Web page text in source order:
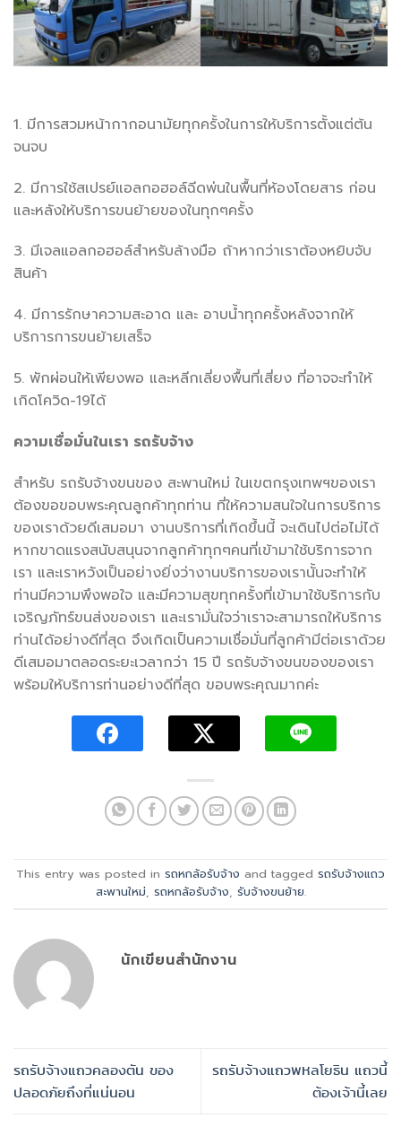
1. มีการสวมหน้ากากอนามัยทุกครั้งในการให้บริการตั้งแต่ต้น
จนจบ
2. มีการใช้สเปรย์แอลกอฮอล์ฉีดพ่นในพื้นที่ห้องโดยสาร ก่อน
และหลังให้บริการขนย้ายของในทุกๆครั้ง
3. มีเจลแอลกอฮอล์สำหรับล้างมือ ถ้าหากว่าเราต้องหยิบจับ
สินค้า
4. มีการรักษาความสะอาด และ อาบน้ำทุกครั้งหลังจากให้
บริการการขนย้ายเสร็จ
5. พักผ่อนให้เพียงพอ และหลีกเลี่ยงพื้นที่เสี่ยง ที่อาจจะทำให้
เกิดโควิด-19ได้
ความเชื่อมั่นในเรา รถรับจ้าง
สำหรับ รถรับจ้างขนของ สะพานใหม่ ในเขตกรุงเทพฯของเรา
ต้องขอขอบพระคุณลูกค้าทุกท่าน ที่ให้ความสนใจในการบริการ
ของเราด้วยดีเสมอมา งานบริการที่เกิดขึ้นนี้ จะเดินไปต่อไม่ได้
หากขาดแรงสนับสนุนจากลูกค้าทุกๆคนที่เข้ามาใช้บริการจาก
เรา และเราหวังเป็นอย่างยิ่งว่างานบริการของเรานั้นจะทำให้
ท่านมีความพึงพอใจ และมีความสุขทุกครั้งที่เข้ามาใช้บริการกับ
เจริญภัทร์ขนส่งของเรา และเรามั่นใจว่าเราจะสามารถให้บริการ
ท่านได้อย่างดีที่สุด จึงเกิดเป็นความเชื่อมั่นที่ลูกค้ามีต่อเราด้วย
ดีเสมอมาตลอดระยะเวลากว่า 15 ปี รถรับจ้างขนของของเรา
พร้อมให้บริการท่านอย่างดีที่สุด ขอบพระคุณมากค่ะ
This entry was posted in รถหกล้อรับจ้าง and tagged รถรับจ้างแถว
สะพานใหม่, รถหกล้อรับจ้าง, รับจ้างขนย้าย.
นักเขียนสำนักงาน
รถรับจ้างแถวคลองตัน ของ
ปลอดภัยถึงที่แน่นอน
รถรับจ้างแถวพหลโยธิน แถวนี้
ต้องเจ้านี้เลย